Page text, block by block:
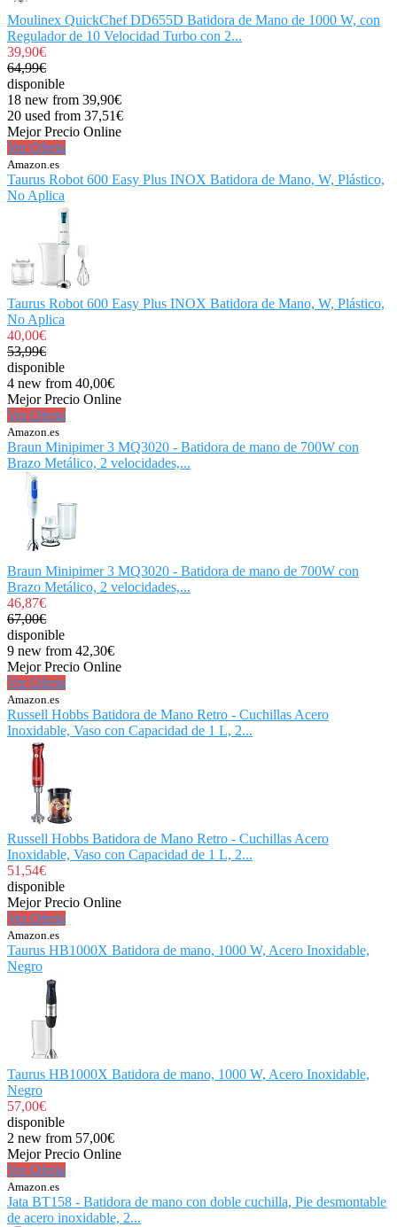
Moulinex QuickChef DD655D Batidora de Mano de 1000 W, con
Regulador de 10 Velocidad Turbo con 2...
39,90€
64,99€
disponible
18 new from 39,90€
20 used from 37,51€
Mejor Precio Online
Ver Oferta
Amazon.es
Taurus Robot 600 Easy Plus INOX Batidora de Mano, W, Plástico,
No Aplica
Taurus Robot 600 Easy Plus INOX Batidora de Mano, W, Plástico,
No Aplica
40,00€
53,99€
disponible
4 new from 40,00€
Mejor Precio Online
Ver Oferta
Amazon.es
Braun Minipimer 3 MQ3020 - Batidora de mano de 700W con
Brazo Metálico, 2 velocidades,...
Braun Minipimer 3 MQ3020 - Batidora de mano de 700W con
Brazo Metálico, 2 velocidades,...
46,87€
67,00€
disponible
9 new from 42,30€
Mejor Precio Online
Ver Oferta
Amazon.es
Russell Hobbs Batidora de Mano Retro - Cuchillas Acero
Inoxidable, Vaso con Capacidad de 1 L, 2...
Russell Hobbs Batidora de Mano Retro - Cuchillas Acero
Inoxidable, Vaso con Capacidad de 1 L, 2...
51,54€
disponible
Mejor Precio Online
Ver Oferta
Amazon.es
Taurus HB1000X Batidora de mano, 1000 W, Acero Inoxidable,
Negro
Taurus HB1000X Batidora de mano, 1000 W, Acero Inoxidable,
Negro
57,00€
disponible
2 new from 57,00€
Mejor Precio Online
Ver Oferta
Amazon.es
Jata BT158 - Batidora de mano con doble cuchilla, Pie desmontable
de acero inoxidable, 2...